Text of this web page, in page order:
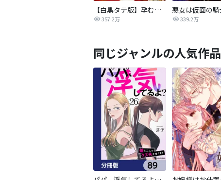
【白黒タテ版】孕むまで乱れいけ～身代わり花嫁と軍服の猛愛
357.2万 339.2万
同じジャンルの人気作品